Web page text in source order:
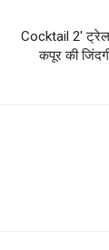
Cocktail 2′
कपूर की